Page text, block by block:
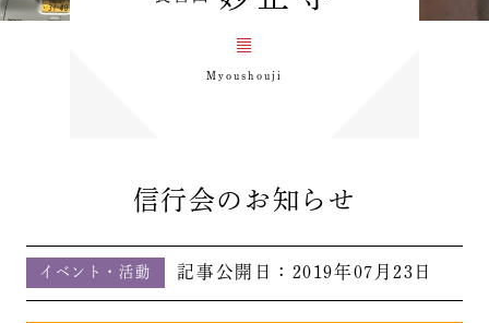
Myoushouji
信行会のお知らせ
イベント・活動 記事公開日： 2019年07月23日